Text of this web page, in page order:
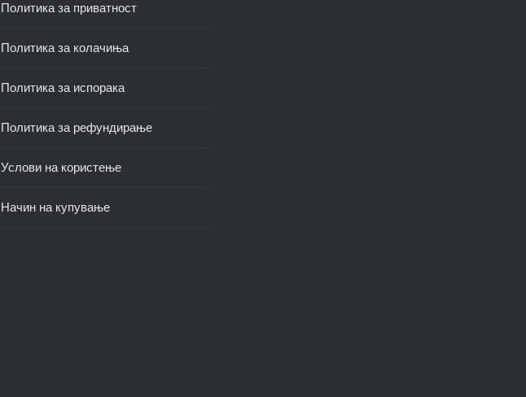
Политика за приватност
Политика за колачиња
Политика за испорака
Политика за рефундирање
Услови на користење
Начин на купување